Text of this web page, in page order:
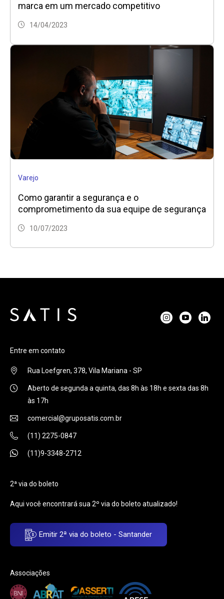
marca em um mercado competitivo
14/04/2023
Varejo
Como garantir a segurança e o
comprometimento da sua equipe de segurança
10/07/2023
Entre em contato
Rua Loefgren, 378, Vila Mariana - SP
Aberto de segunda a quinta, das 8h às 18h e sexta das 8h
às 17h
comercial@gruposatis.com.br
(11) 2275-0847
(11)9-3348-2712
2ª via do boleto
Aqui você encontrará sua 2º via do boleto atualizado!
Emitir 2ª via do boleto - Santander
Associações